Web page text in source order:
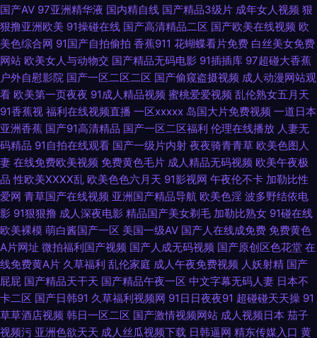
区 性爱福利视频 最全AV总站在线播放 91人妻人人操人人爱 91在線吧 蜜桃
视频首页在线观看 亚洲精品一区二区无码 91she人妻 香蕉九久 91网网址在
线观看 超碰蜜芽91国产 成人福利视频网站导航 九一福利社 久久国产精品久
久 青青草社区 日韩高级经典AV 熟女共享97 午夜成人手机在线 在线黑料
avav导航 91色网 91桃色黑丝 玖玖热资源 久久国产精品嫩草 欧美亚洲国产
成人综合 www黑丝av 欧美极品另类 人人操综合 日本色图一本道 91www在
线观看 久久国产精品色婷婷 福利影院导航 萌白酱肏屄视频 深夜福利试看AV
午夜诱惑av 91大神视频在线播放 91青娱乐在线国产 东京热家庭伦理片 欧美
国产成人 青青草福利视频 色老大网站在线观看 五月天婷婷全黄网站 91肥BB
国产AV 97亚洲精华液 国内精自线 国产精品3级片 成年女人视频 狠
狠撸亚洲欧美 91操碰在线 国产高清精品二区 国产欧美在线视频 欧
美色综合网 91国产自拍偷拍 香蕉911 花蝴蝶看片免费 白丝美女免费
网站 欧美女人与动物交 国产精品无码电影 91插插库 97超碰大香蕉
户外自慰影院 国产一区二区二区 国产偷窥盗摄视频 成人动漫网站观
看 欧美第一页夜夜 91成人精品视频 蜜桃爱爱视频 乱伦熟女五月天
91香蕉视 福利在线视频直播 一区xxxxx 岛国大片免费视频 一道日本
亚洲香蕉 国产91高清精品 国产一区二区福利 伦理在线播放 人妻无
码精品 91自拍在线观看 国产一级片内射 夜夜骑青青草 欧美色图人
妻 在线免费欧美视频 免费黄色毛片 成人精品无码视频 欧美午夜极
品 性欧美ⅩⅩⅩⅩ乱 欧美色色六月天 91影视网 午夜伦不卡 加勒比性
爱网 青草国产在线视频 亚洲国产精品导航 欧美色淫 波多野结依电
影 91狠狠撸 成人深夜电影 精品国产美女剃毛 加勒比熟女 91碰在线
欧美裸模 萌白酱国产一区 美国一级AV 国产人在线成免费 免费黄色
A片网址 微拍福利国产视频 国产人成无码视频 国产原创区色花堂 在
线免费黄A片 久草福利 乱伦家庭 成人午夜免费视频 人妖射精 国产
屁屁 国产精品天干天 国产精品午夜一区 中文字幕无码人妻 日本不
卡二区 国产日韩91 久草福利视频网 91日日夜夜91 超碰碰天天操 91
草草酒店视频 韩日一区二区 国产激情视频网站 成人视频日本 茄子
视频污 亚洲色欲天天 成人丝瓜视频下载 日韩逼网 精东传媒入口 黄